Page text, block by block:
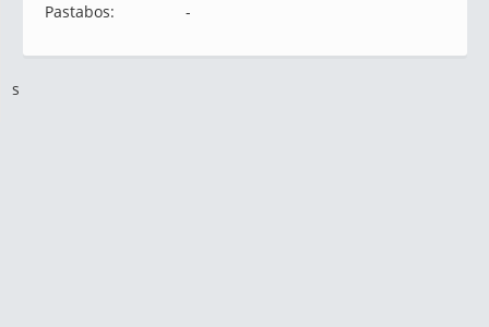
Pastabos:
-
s